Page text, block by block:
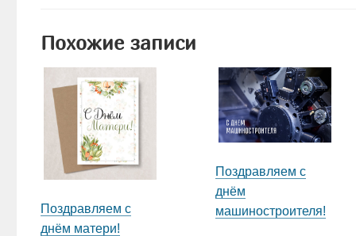
Похожие записи
Поздравляем с
днём матери!
Поздравляем с
днём
машиностроителя!